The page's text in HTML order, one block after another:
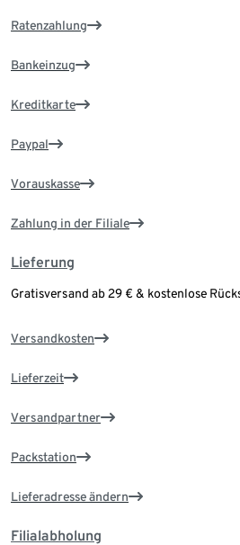
Ratenzahlung
Bankeinzug
Kreditkarte
Paypal
Vorauskasse
Zahlung in der Filiale
Lieferung
Gratisversand ab 29 € & kostenlose
Versandkosten
Lieferzeit
Versandpartner
Packstation
Lieferadresse ändern
Filialabholung